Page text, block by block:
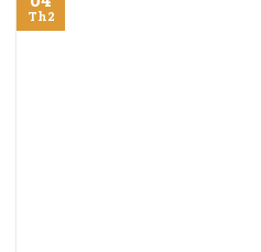
Th2